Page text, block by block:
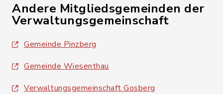
Andere Mitgliedsgemeinden der
Verwaltungsgemeinschaft
Gemeinde Pinzberg
Gemeinde Wiesenthau
Verwaltungsgemeinschaft Gosberg